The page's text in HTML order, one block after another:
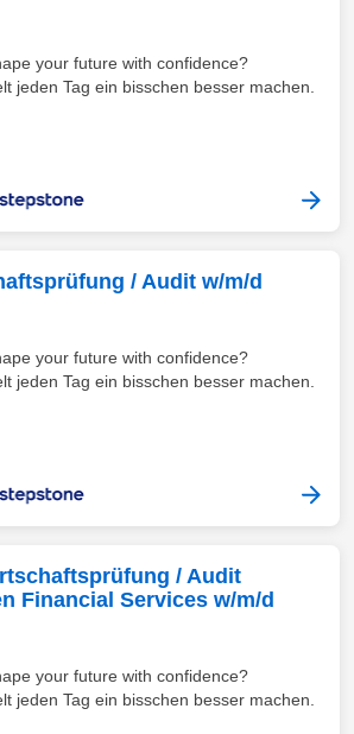
your future with confidence?
jeden Tag ein bisschen besser machen.
/ Audit w/m/d
your future with confidence?
jeden Tag ein bisschen besser machen.
/ Audit
Financial Services w/m/d
your future with confidence?
jeden Tag ein bisschen besser machen.